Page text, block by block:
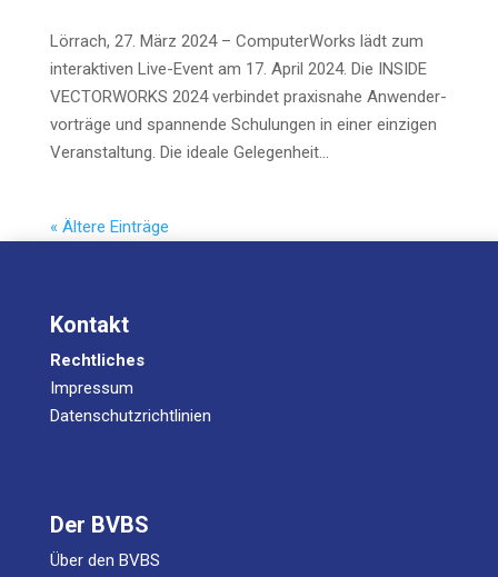
Lör­rach, 27. März 2024 – Com­pu­ter­Works lädt zum
inter­ak­ti­ven Live-Event am 17. April 2024. Die INSIDE
VECTORWORKS 2024 ver­bin­det pra­xis­na­he Anwen­der­
vor­trä­ge und span­nen­de Schu­lun­gen in einer ein­zi­gen
Ver­an­stal­tung. Die idea­le Gele­gen­heit...
« Ältere Einträge
Kontakt
Rechtliches
Impressum
Datenschutzrichtlinien
Der BVBS
Über den BVBS